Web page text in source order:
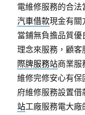
電維修服務的合
汽車借款現金有關
當鋪無負擔品質優
理念來服務，顧
際牌服務站商業服
維修完修安心有保
府維修服務設置
站工廠服務電大